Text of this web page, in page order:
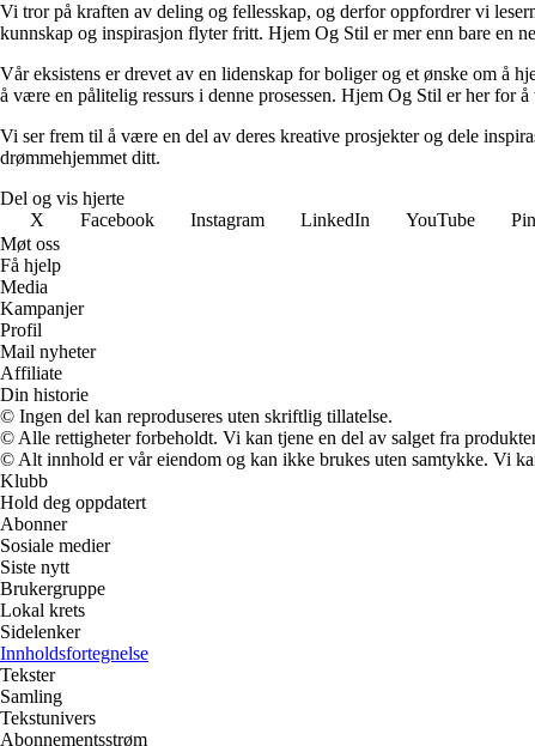
Vi tror på kraften av deling og fellesskap, og derfor oppfordrer vi
kunnskap og inspirasjon flyter fritt. Hjem Og Stil er mer enn bare en
Vår eksistens er drevet av en lidenskap for boliger og et ønske om å
å være en pålitelig ressurs i denne prosessen. Hjem Og Stil er her for
Vi ser frem til å være en del av deres kreative prosjekter og dele
drømmehjemmet ditt.
Del og vis hjerte
X
Facebook Instagram LinkedIn YouTube
Møt oss
Få hjelp
Media
Kampanjer
Profil
Mail nyheter
Affiliate
Din historie
© Ingen del kan reproduseres uten skriftlig tillatelse.
© Alle rettigheter forbeholdt. Vi kan tjene en del av salget fra
© Alt innhold er vår eiendom og kan ikke brukes uten samtykke. Vi
Klubb
Hold deg oppdatert
Abonner
Sosiale medier
Siste nytt
Brukergruppe
Lokal krets
Sidelenker
Innholdsfortegnelse
Tekster
Samling
Tekstunivers
Abonnementsstrøm